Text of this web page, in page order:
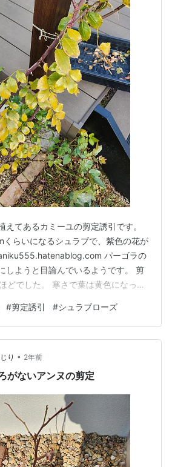
えてあるカミーユの剪定誘引です。
くらいになるシュラブで、紫色の花が
パーゴラの
しようと目論んでいるようです。 剪
どでした。 寒さで葉は黄色になって
。 ベーサルシュートの上側が枝分か
元はこんな感じ。 手前の2本のベー
ある枝はあまり長く伸びませんでし
枝ですね。 大苗で届いたときの枝と
を出させるためのものらし…
#剪定誘引 #シュラブローズ
り • 2年前
がないアンヌの剪定